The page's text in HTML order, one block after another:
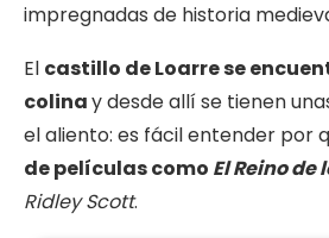
impregnadas de historia
El castillo de Loarre se
colinay desde allí se tienen
el aliento: es fácil entender por
de películas como El Reino de
Ridley Scott.